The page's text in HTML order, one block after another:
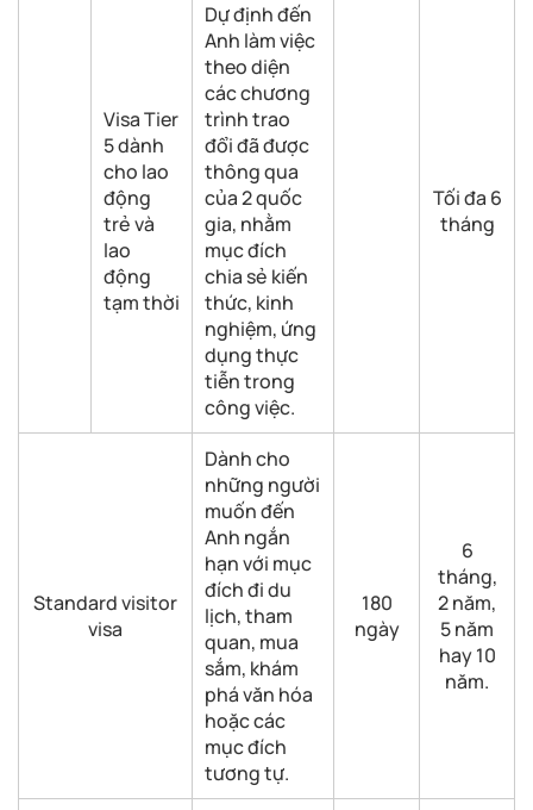
Visa Tier
5 dành
cho lao
động
trẻ và
lao
động
tạm thời
Dự định đến
Anh làm việc
theo diện
các chương
trình trao
đổi đã được
thông qua
của 2 quốc
gia, nhằm
mục đích
chia sẻ kiến
thức, kinh
nghiệm, ứng
dụng thực
tiễn trong
công việc.
Tối đa 6
tháng
Standard visitor
visa
Dành cho
những người
muốn đến
Anh ngắn
hạn với mục
đích đi du
lịch, tham
quan, mua
sắm, khám
phá văn hóa
hoặc các
mục đích
tương tự.
180
ngày
6
tháng,
2 năm,
5 năm
hay 10
năm.